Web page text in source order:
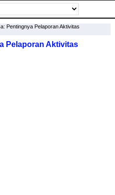
Pentingnya Pelaporan Aktivitas
Pelaporan Aktivitas